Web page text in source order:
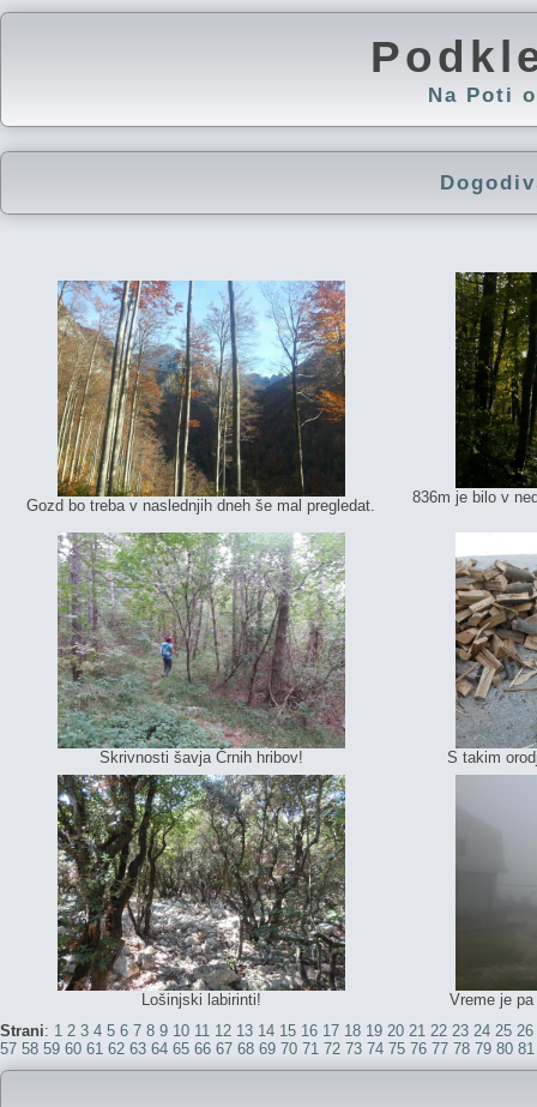
Na Poti
Gozd bo treba v naslednjih dneh še mal pregledat. 836m je bilo v
Skrivnosti šavja Črnih hribov! S takim
Lošinjski labirinti!
Vreme je
Strani: 1 2 3 4 5 6 7 8 9 10 11 12 13 14 15 16 17 18 19 20 21 22 23 24 25 26
57 58 59 60 61 62 63 64 65 66 67 68 69 70 71 72 73 74 75 76 77 78 79 80 81